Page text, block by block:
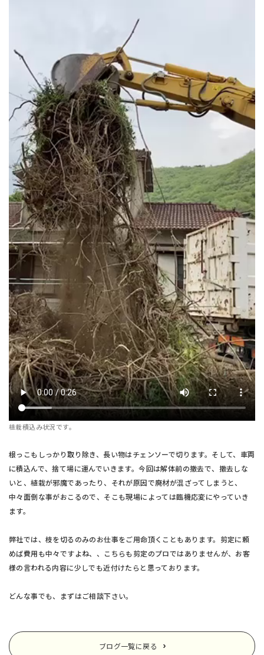
植栽積込み状況です。
根っこもしっかり取り除き、長い物はチェンソーで切ります。そして、車両
に積込んで、捨て場に運んでいきます。今回は解体前の撤去で、撤去しな
いと、植栽が邪魔であったり、それが原因で廃材が混ざってしまうと、
中々面倒な事がおこるので、そこも現場によっては臨機応変にやっていき
ます。
弊社では、枝を切るのみのお仕事をご用命頂くこともあります。剪定に頼
めば費用も中々ですよね、、こちらも剪定のプロではありませんが、お客
様の言われる内容に少しでも近付けたらと思っております。
どんな事でも、まずはご相談下さい。
ブログ一覧に戻る